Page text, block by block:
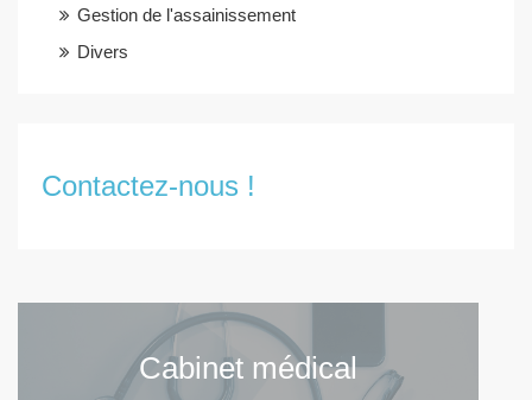
Gestion de l'assainissement
Divers
Contactez-nous !
Cabinet médical